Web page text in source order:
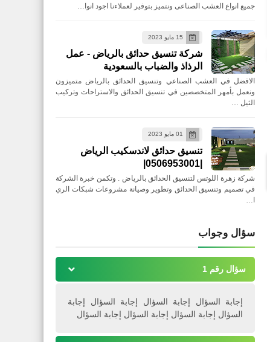
جميع انواع العشب الصناعى ونتميز بتوفير لعملاءنا اجود انوا…
15 مايو 2023
شركة تنسيق حدائق بالرياض - عمل
الرذاذ والضباب بالسعودية
الافضل في العشب الصناعي وتنسيق الحدائق بالرياض متميزون
ونعمل بأمهر المتخصصين في تنسيق الحدائق والاستراحات وتركيب
الثيل …
01 مايو 2023
تنسيق حدائق لاندسكيب الرياض
شركة زهرة اللوتس لتنسيق الحدائق بالرياض . وتكمن خبرة الشركة
في تصميم وتنسيق الحدائق وتطوير وصيانة مشروعات شبكات الري
ا…
سؤال وجواب
سؤال رقم 1
إجابة السؤال إجابة السؤال إجابة السؤال إجابة
السؤال إجابة السؤال إجابة السؤال إجابة السؤال